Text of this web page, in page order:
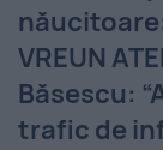
năucitoare:
VREUN
Băsescu:
trafic de